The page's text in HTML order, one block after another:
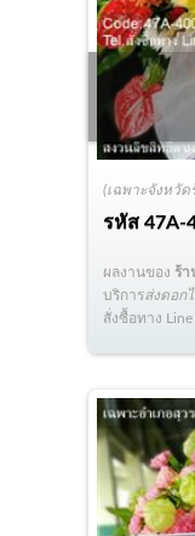
(เฉพาะจังหวัด
รหัส47A-
ผลงานของ ร้
บริการส่งดอก
สั่งซื้อทาง Line